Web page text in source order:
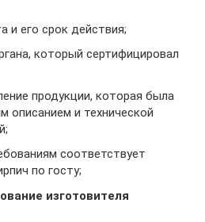
и его срок действия;
который сертифицировал
продукции, которая была
описанием и технической
соответствует
по госту;
изготовителя